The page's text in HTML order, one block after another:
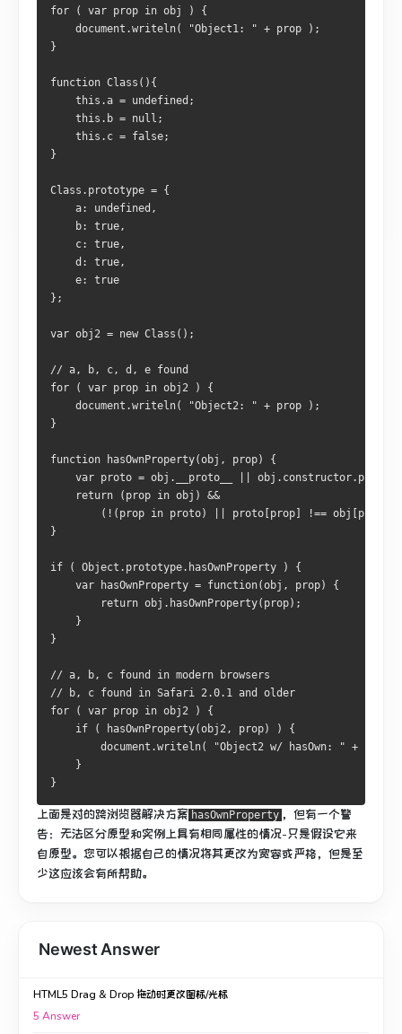
for ( var prop in obj ) {
    document.writeln( "Object1: " + prop );
}
function Class(){
    this.a = undefined;
    this.b = null;
    this.c = false;
}
Class.prototype = {
    a: undefined,
    b: true,
    c: true,
    d: true,
    e: true
};
var obj2 = new Class();
// a, b, c, d, e found
for ( var prop in obj2 ) {
    document.writeln( "Object2: " + prop );
}
function hasOwnProperty(obj, prop) {
var proto = obj.__proto__ ||
    return (prop in obj) &&
        (!(prop in proto) || proto[prop] !== obj[prop]);
}
if ( Object.prototype.hasOwnProperty ) {
    var hasOwnProperty = function(obj, prop) {
        return obj.hasOwnProperty(prop);
    }
}
// a, b, c found in modern browsers
// b, c found in Safari 2.0.1 and older
for ( var prop in obj2 ) {
    if ( hasOwnProperty(obj2, prop) ) {
document.writeln( "Object2 w/ hasOwn: " + prop
    }
}
上面是对的跨浏览器解决方案 hasOwnProperty ，但有一个警
告：无法区分原型和实例上具有相同属性的情况-只是假设它来
自原型。 您可以根据自己的情况将其更改为宽容或严格，但是至
少这应该会有所帮助。
Newest Answer
HTML5 Drag & Drop 拖动时更改图标/光标
5 Answer